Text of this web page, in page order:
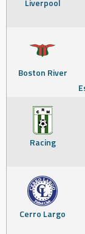
Liverpool
Boston River
Racing
Cerro Largo